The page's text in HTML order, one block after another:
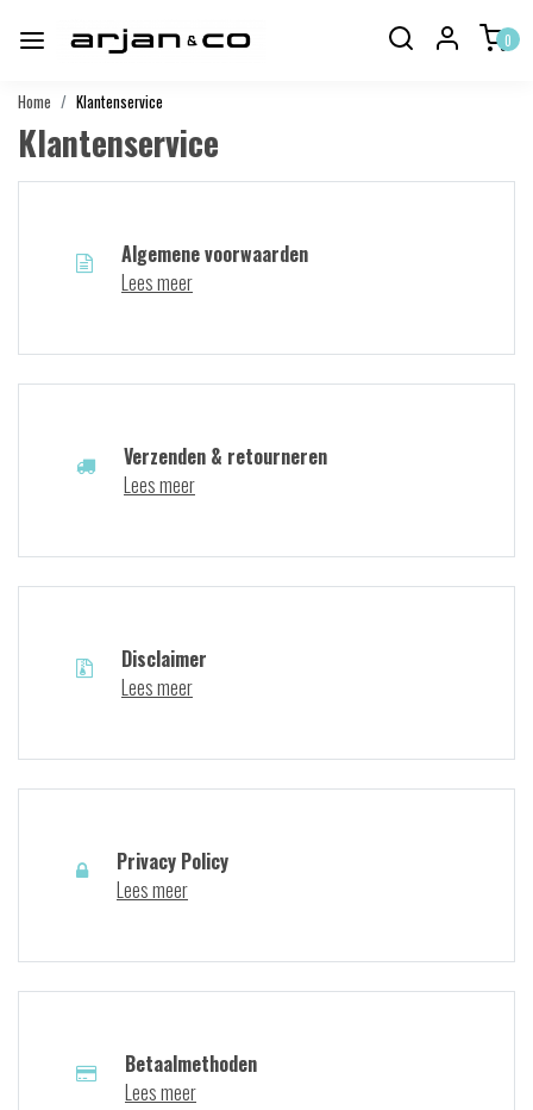
0
Home Klantenservice
Klantenservice
Algemene voorwaarden
Lees meer
Verzenden & retourneren
Lees meer
Disclaimer
Lees meer
Privacy Policy
Lees meer
Betaalmethoden
Lees meer